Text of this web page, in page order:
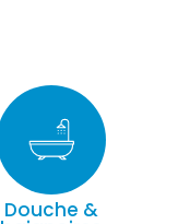
Douche &